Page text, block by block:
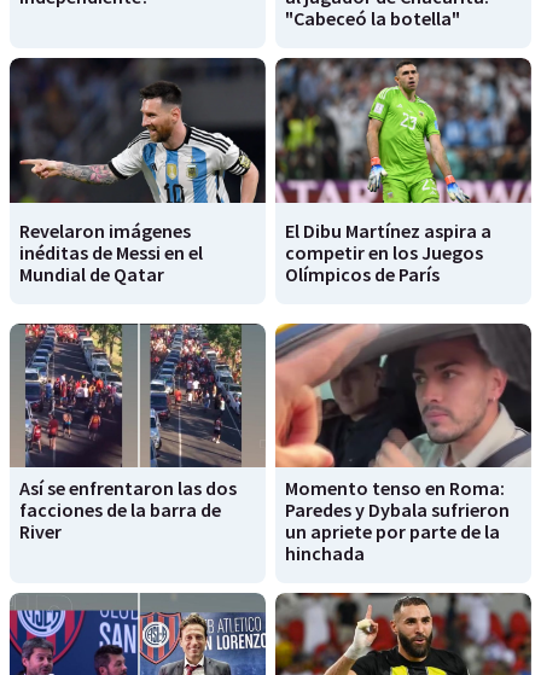
"Cabeceó la botella"
Revelaron imágenes
inéditas de Messi en el
Mundial de Qatar
El Dibu Martínez aspira a
competir en los Juegos
Olímpicos de París
Así se enfrentaron las dos
facciones de la barra de
River
Momento tenso en Roma:
Paredes y Dybala sufrieron
un apriete por parte de la
hinchada